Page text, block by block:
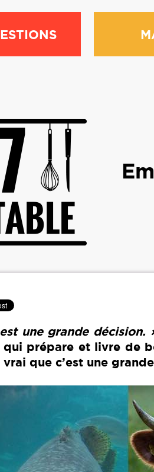
une grande décision.
prépare et livre de
vrai que c’est une